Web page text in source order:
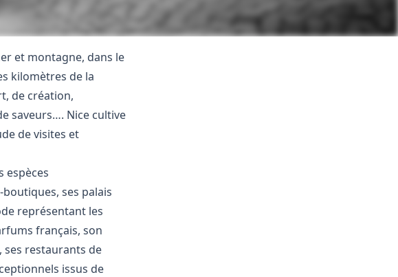
et montagne, dans le
kilomètres de la
de création,
saveurs…. Nice cultive
de visites et
espèces
ses palais
représentant les
français, son
ses restaurants de
issus de